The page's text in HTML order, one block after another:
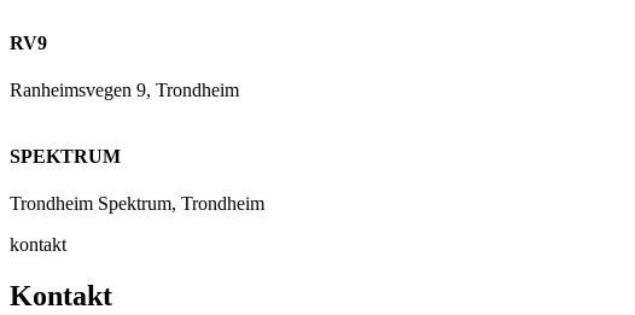
RV9
Ranheimsvegen 9, Trondheim
SPEKTRUM
Trondheim Spektrum, Trondheim
kontakt
Kontakt